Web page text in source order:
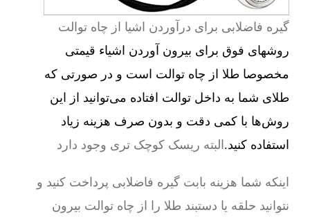
گیره فاضلابی برای درآوردن اشیا از چاه توالت
روشهای فوق برای بیرون آوردن اشیاء قیمتی
مخصوصا طلا از چاه توالت است و در صورتی که
طلای شما به داخل توالت افتاده می‌توانید از این
روش‌ها با کمی دقت و بدون صرف هزینه زیاد
استفاده کنید.البته ریسک کوچک تری وجود دارد
اینکه شما هزینه بابت گیره فاضلابی پرداخت کنید و
نتوانید حلقه یا دستبند طلا را از چاه توالت بیرون